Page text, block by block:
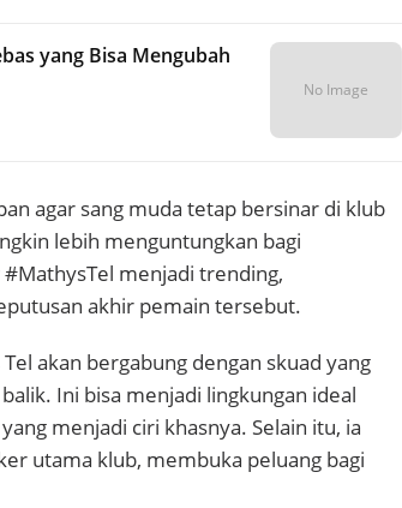
yang Bisa Mengubah
No Image
agar sang muda tetap bersinar di klub
lebih menguntungkan bagi
menjadi trending,
akhir pemain tersebut.
akan bergabung dengan skuad yang
Ini bisa menjadi lingkungan ideal
menjadi ciri khasnya. Selain itu, ia
utama klub, membuka peluang bagi